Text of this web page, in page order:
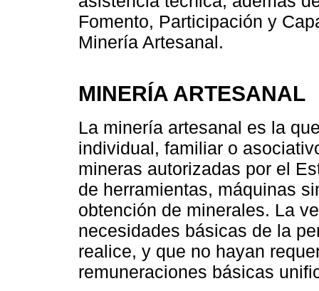
Fomento, Participación y
Minería Artesanal.
MINERÍA ARTESANAL
La minería artesanal es la
individual, familiar o
mineras autorizadas por el
de herramientas, máquinas
obtención de minerales. La
necesidades básicas de la
realice, y que no hayan
remuneraciones básicas